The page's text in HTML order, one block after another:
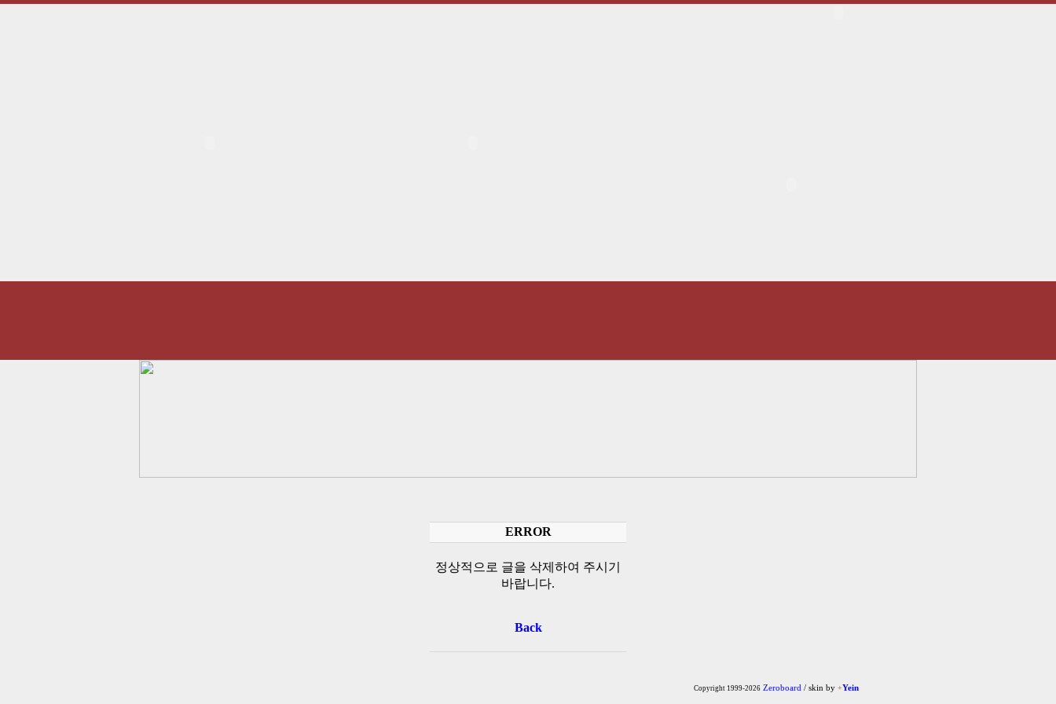
ERROR
정상적으로 글을 삭제하여 주시기
바랍니다.
Back
Copyright 1999-2026 Zeroboard / skin by +Yein